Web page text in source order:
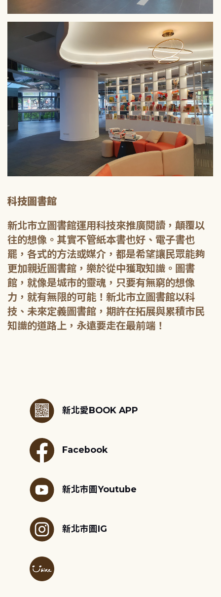
科技圖書館
新北市立圖書館運用科技來推廣閱讀，顛覆以
往的想像。其實不管紙本書也好、電子書也
罷，各式的方法或媒介，都是希望讓民眾能夠
更加親近圖書館，樂於從中獲取知識。圖書
館，就像是城市的靈魂，只要有無窮的想像
力，就有無限的可能！新北市立圖書館以科
技、未來定義圖書館，期許在拓展與累積市民
知識的道路上，永遠要走在最前端！
新北愛BOOK APP
Facebook
新北市圖Youtube
新北市圖IG